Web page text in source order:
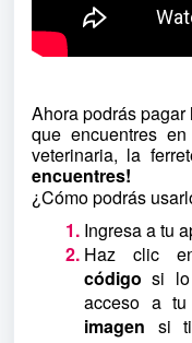
Ahora podrás
que encuentres
veterinaria, la
encuentres!
¿Cómo podrás
Ingresa a tu
Haz clic
código si
acceso a
imagen si